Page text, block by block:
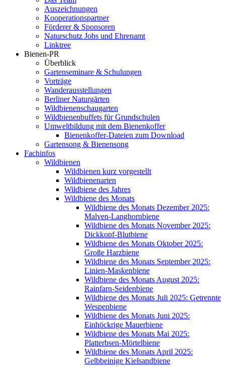
Auszeichnungen
Kooperationspartner
Förderer & Sponsoren
Naturschutz Jobs und Ehrenamt
Linktree
Bienen-PR
Überblick
Gartenseminare & Schulungen
Vorträge
Wanderausstellungen
Berliner Naturgärten
Wildbienenschaugarten
Wildbienenbuffets für Grundschulen
Umweltbildung mit dem Bienenkoffer
Bienenkoffer-Dateien zum Download
Gartensong & Bienensong
Fachinfos
Wildbienen
Wildbienen kurz vorgestellt
Wildbienenarten
Wildbiene des Jahres
Wildbiene des Monats
Wildbiene des Monats Dezember 2025:
Malven-Langhornbiene
Wildbiene des Monats November 2025:
Dickkopf-Blutbiene
Wildbiene des Monats Oktober 2025:
Große Harzbiene
Wildbiene des Monats September 2025:
Linien-Maskenbiene
Wildbiene des Monats August 2025:
Rainfarn-Seidenbiene
Wildbiene des Monats Juli 2025: Getrennte
Wespenbiene
Wildbiene des Monats Juni 2025:
Einhöckrige Mauerbiene
Wildbiene des Monats Mai 2025:
Platterbsen-Mörtelbiene
Wildbiene des Monats April 2025:
Gelbbeinige Kielsandbiene